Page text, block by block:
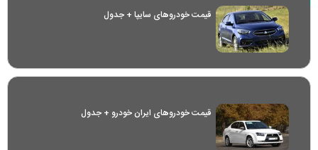
قیمت خودرو‌های سایپا + جدول
قیمت خودرو‌های ایران خودرو + جدول